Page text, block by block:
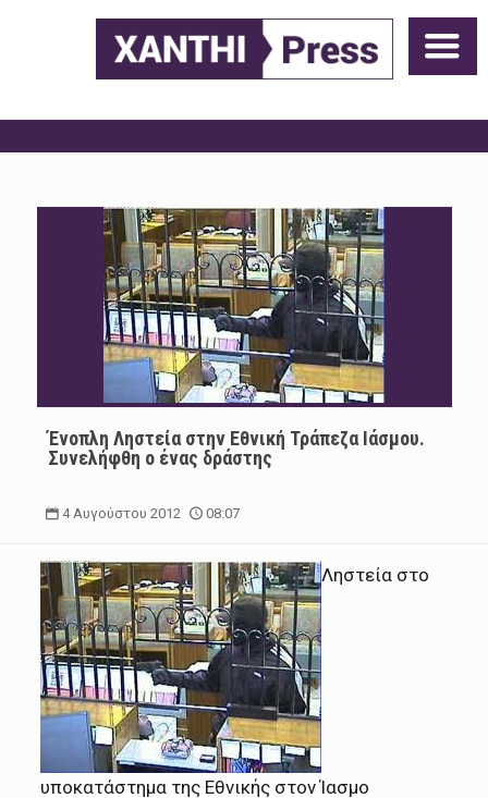
Ένοπλη Ληστεία στην Εθνική Τράπεζα Ιάσμου.
Συνελήφθη ο ένας δράστης
4 Αυγούστου 2012 08:07
Ληστεία στο
υποκατάστημα της Εθνικής στον Ίασμο